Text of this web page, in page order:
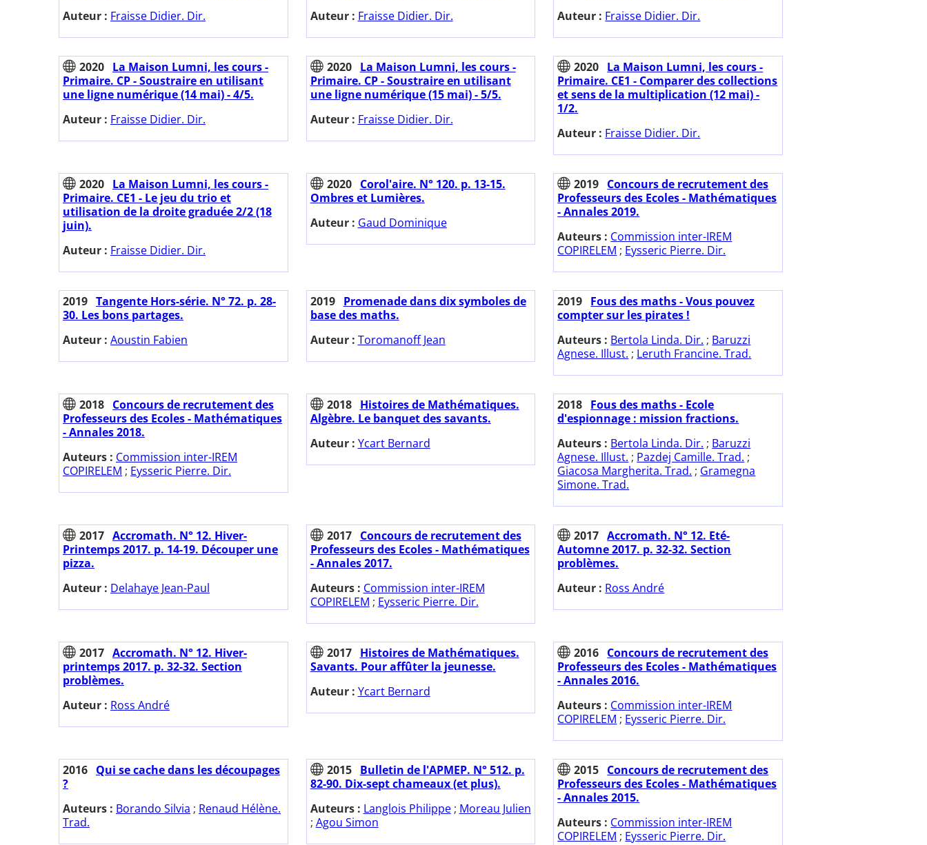
Auteur : Fraisse Didier. Dir.
Auteur : Fraisse Didier. Dir.
Auteur : Fraisse Didier. Dir.
2020 La Maison Lumni, les cours -
Primaire. CP - Soustraire en utilisant
une ligne numérique (14 mai) - 4/5.
Auteur : Fraisse Didier. Dir.
2020
La Maison Lumni, les cours -
Primaire. CP - Soustraire en utilisant
une ligne numérique (15 mai) - 5/5.
Auteur : Fraisse Didier. Dir.
2020 La Maison Lumni, les cours -
Primaire. CE1 - Comparer des collections
et sens de la multiplication (12 mai) -
1/2.
Auteur : Fraisse Didier. Dir.
2020 La Maison Lumni, les cours -
Primaire. CE1 - Le jeu du trio et
utilisation de la droite graduée 2/2 (18
juin).
Auteur : Fraisse Didier. Dir.
2020
Corol'aire. N° 120. p. 13-15.
Ombres et Lumières.
Auteur : Gaud Dominique
2019 Concours de recrutement des
Professeurs des Ecoles - Mathématiques
- Annales 2019.
Auteurs : Commission inter-IREM
COPIRELEM ; Eysseric Pierre. Dir.
2019 Tangente Hors-série. N° 72. p. 28-
30. Les bons partages.
Auteur : Aoustin Fabien
2019
Promenade dans dix symboles de
base des maths.
Auteur : Toromanoff Jean
2019 Fous des maths - Vous pouvez
compter sur les pirates !
Auteurs : Bertola Linda. Dir. ; Baruzzi
Agnese. Illust. ; Leruth Francine. Trad.
2018 Concours de recrutement des
Professeurs des Ecoles - Mathématiques
- Annales 2018.
Auteurs : Commission inter-IREM
COPIRELEM ; Eysseric Pierre. Dir.
2018
Histoires de Mathématiques.
Algèbre. Le banquet des savants.
Auteur : Ycart Bernard
2018 Fous des maths - Ecole
d'espionnage : mission fractions.
Auteurs : Bertola Linda. Dir. ; Baruzzi
Agnese. Illust. ; Pazdej Camille. Trad. ;
Giacosa Margherita. Trad. ; Gramegna
Simone. Trad.
2017 Accromath. N° 12. Hiver-
Printemps 2017. p. 14-19. Découper une
pizza.
Auteur : Delahaye Jean-Paul
2017
Concours de recrutement des
Professeurs des Ecoles - Mathématiques
- Annales 2017.
Auteurs : Commission inter-IREM
COPIRELEM ; Eysseric Pierre. Dir.
2017 Accromath. N° 12. Eté-
Automne 2017. p. 32-32. Section
problèmes.
Auteur : Ross André
2017 Accromath. N° 12. Hiver-
printemps 2017. p. 32-32. Section
problèmes.
Auteur : Ross André
2017
Histoires de Mathématiques.
Savants. Pour affûter la jeunesse.
Auteur : Ycart Bernard
2016 Concours de recrutement des
Professeurs des Ecoles - Mathématiques
- Annales 2016.
Auteurs : Commission inter-IREM
COPIRELEM ; Eysseric Pierre. Dir.
2016 Qui se cache dans les découpages
?
Auteurs : Borando Silvia ; Renaud Hélène.
Trad.
2015
Bulletin de l'APMEP. N° 512. p.
82-90. Dix-sept chameaux (et plus).
Auteurs : Langlois Philippe; Moreau Julien
; Agou Simon
2015 Concours de recrutement des
Professeurs des Ecoles - Mathématiques
- Annales 2015.
Auteurs : Commission inter-IREM
COPIRELEM ; Eysseric Pierre. Dir.